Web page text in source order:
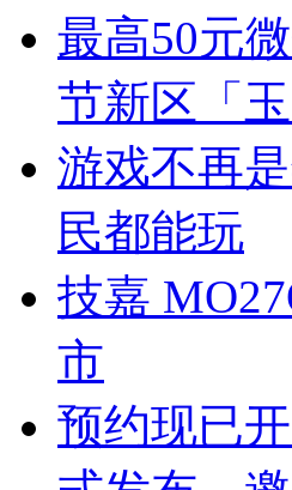
最高50元
节新区「玉
游戏不再
民都能玩
技嘉
市
预约现已